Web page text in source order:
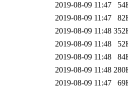
2019-08-09 11:47
2019-08-09 11:47
2019-08-09 11:48
2019-08-09 11:48
2019-08-09 11:48
2019-08-09 11:48
2019-08-09 11:47